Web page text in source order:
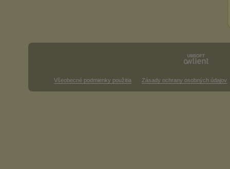
Všeobecné podmienky použitia Zásady ochrany osobných údajov